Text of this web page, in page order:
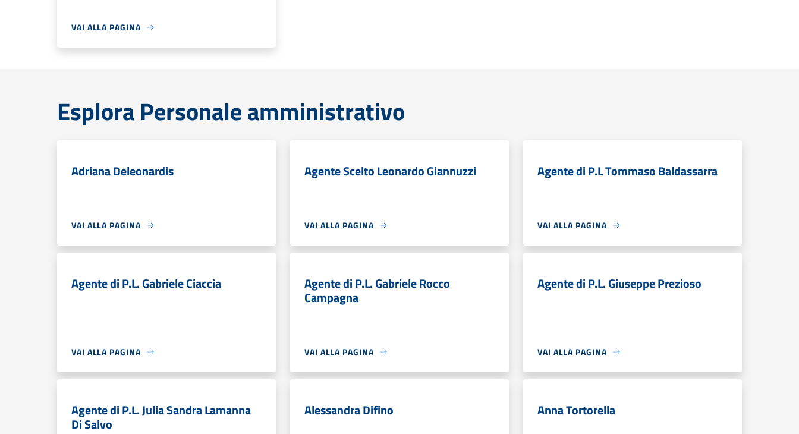
VAI ALLA PAGINA
Esplora Personale amministrativo
Adriana Deleonardis
VAI ALLA PAGINA
Agente Scelto Leonardo Giannuzzi
VAI ALLA PAGINA
Agente di P.L Tommaso Baldassarra
VAI ALLA PAGINA
Agente di P.L. Gabriele Ciaccia
VAI ALLA PAGINA
Agente di P.L. Gabriele Rocco
Campagna
VAI ALLA PAGINA
Agente di P.L. Giuseppe Prezioso
VAI ALLA PAGINA
Agente di P.L. Julia Sandra Lamanna
Di Salvo
Alessandra Difino Anna Tortorella